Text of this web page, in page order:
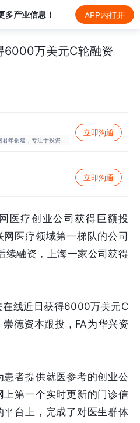
多产业信息！ APP内打开
6000万美元C轮融资
年创建，专注于投资中
立即沟通
立即沟通
医疗创业公司获得巨额投
医疗领域第一梯队的公司
续融资，上海一家公司获得
线近日获得6000万美元C
德资本跟投，FA为华兴资
者提供就医参考的创业公
第一个实时更新的门诊信
台上，完成了对医生群体